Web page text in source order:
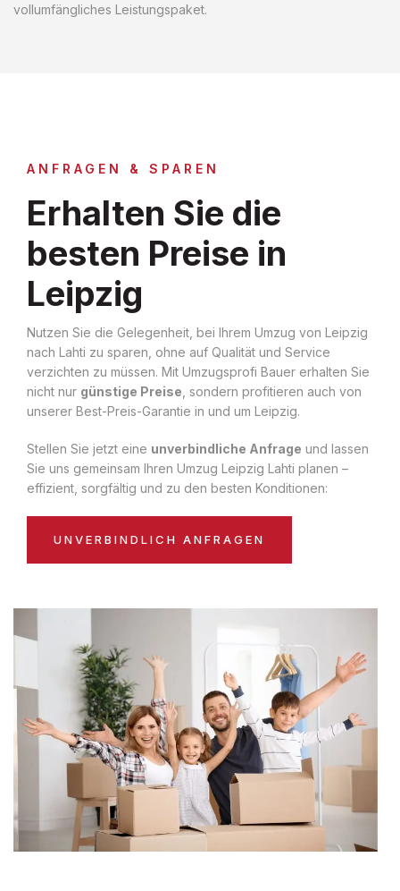
vollumfängliches Leistungspaket.
ANFRAGEN & SPAREN
Erhalten Sie die
besten Preise in
Leipzig
Nutzen Sie die Gelegenheit, bei Ihrem Umzug von Leipzig
nach Lahti zu sparen, ohne auf Qualität und Service
verzichten zu müssen. Mit Umzugsprofi Bauer erhalten Sie
nicht nur günstige Preise , sondern profitieren auch von
unserer Best-Preis-Garantie in und um Leipzig.
Stellen Sie jetzt eine unverbindliche Anfrage und lassen
Sie uns gemeinsam Ihren Umzug Leipzig Lahti planen –
effizient, sorgfältig und zu den besten Konditionen:
UNVERBINDLICH ANFRAGEN